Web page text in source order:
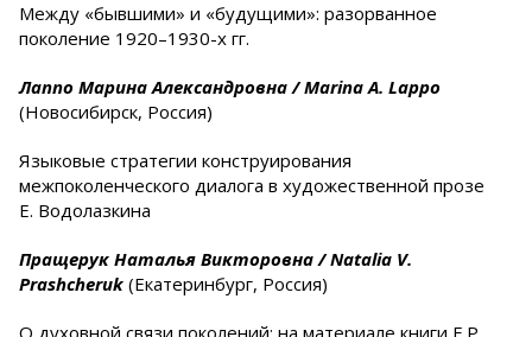
Между «бывшими» и «будущими»: разорванное
поколение 1920–1930-х гг.
Лаппо Марина Александровна /Marina A. Lappo
(Новосибирск, Россия)
Языковые стратегии конструирования
межпоколенческого диалога в художественной прозе
Е. Водолазкина
Пращерук Наталья Викторовна /Natalia V.
Prashcheruk (Екатеринбург, Россия)